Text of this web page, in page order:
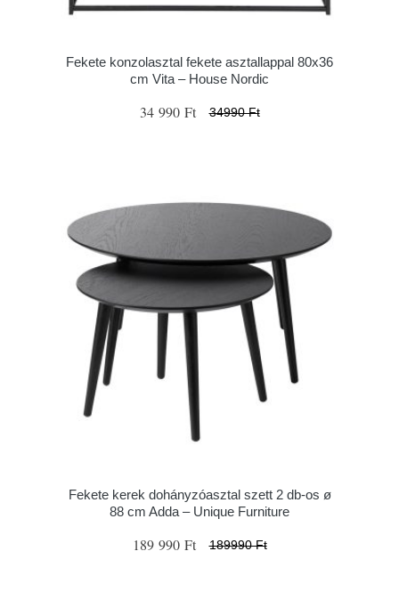
Fekete konzolasztal fekete asztallappal 80x36
cm Vita – House Nordic
34 990 Ft 34990 Ft
Fekete kerek dohányzóasztal szett 2 db-os ø
88 cm Adda – Unique Furniture
189 990 Ft 189990 Ft